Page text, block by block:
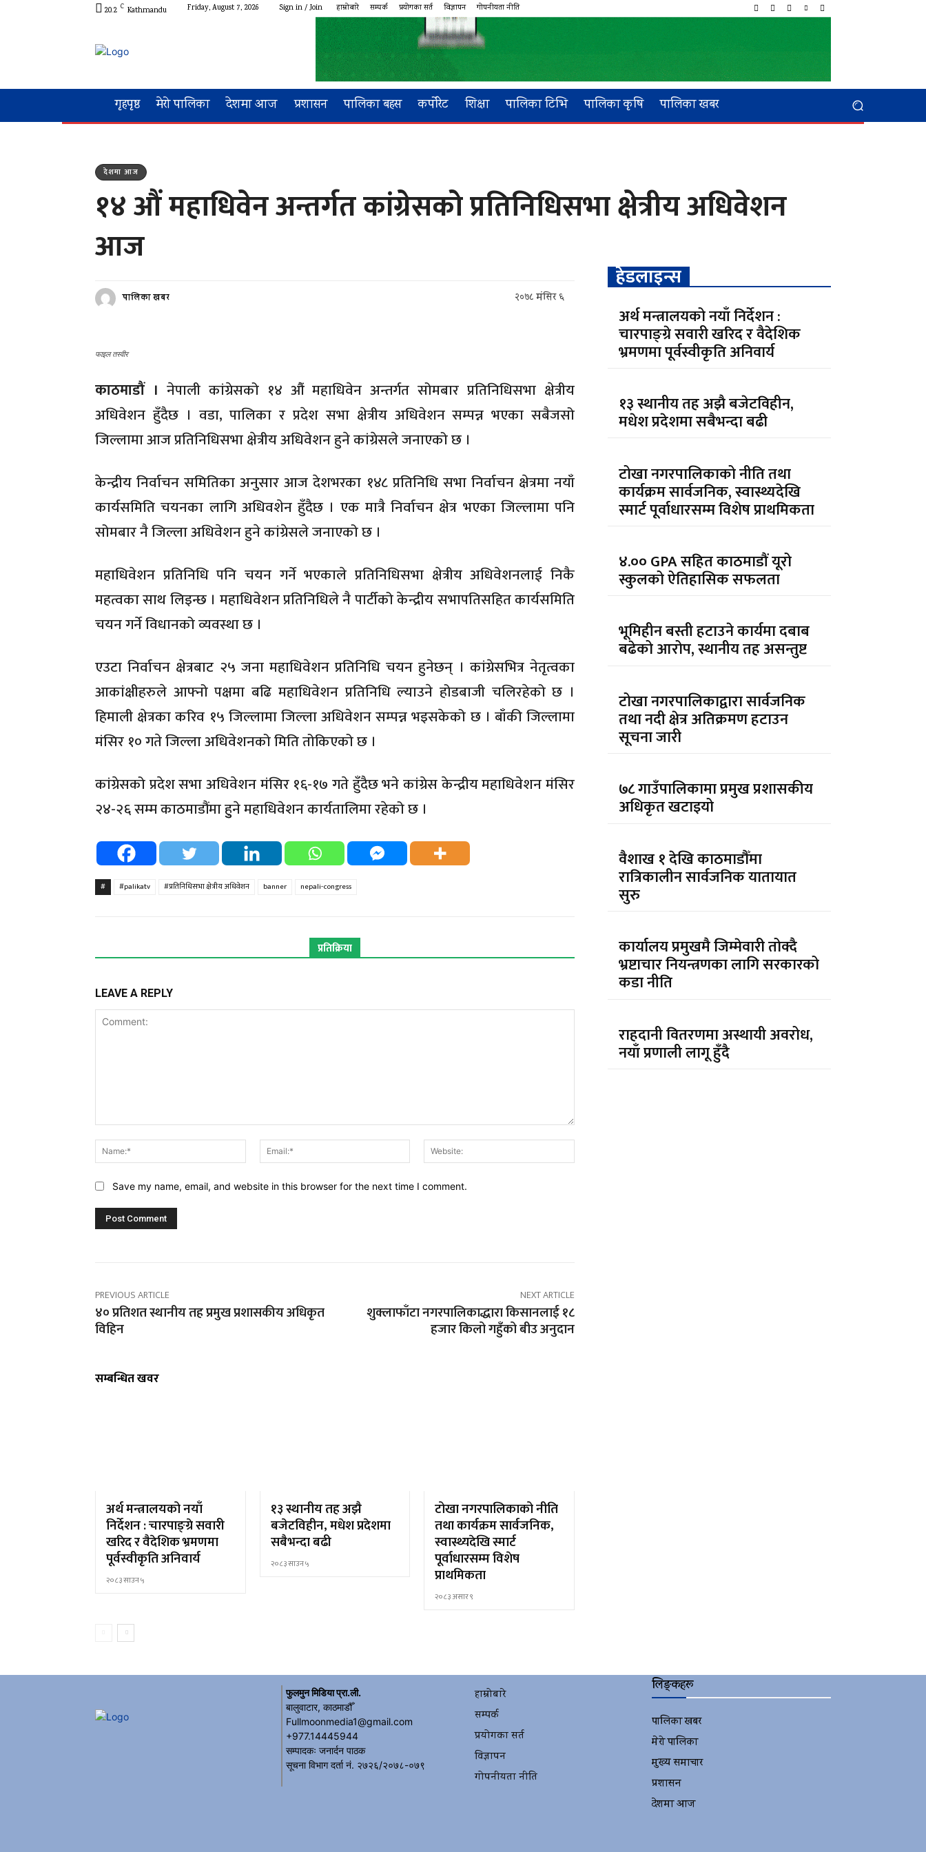
20.2 C Kathmandu Friday, August 7, 2026 Sign in / Join हाम्रोबारे सम्पर्क प्रयोगका सर्त विज्ञापन गोपनीयता नीति
गृहपृष्ठ मेरो पालिका देशमा आज प्रशासन पालिका बहस कर्पोरेट शिक्षा पालिका टिभि पालिका कृषि पालिका खबर
देशमा आज
१४ औं महाधिवेन अन्तर्गत कांग्रेसको प्रतिनिधिसभा क्षेत्रीय अधिवेशन
आज
पालिका खबर २०७८ मंसिर ६
फाइल तस्वीर
काठमाडौं । नेपाली कांग्रेसको १४ औं महाधिवेन अन्तर्गत सोमबार प्रतिनिधिसभा क्षेत्रीय
अधिवेशन हुँदैछ । वडा, पालिका र प्रदेश सभा क्षेत्रीय अधिवेशन सम्पन्न भएका सबैजसो
जिल्लामा आज प्रतिनिधिसभा क्षेत्रीय अधिवेशन हुने कांग्रेसले जनाएको छ ।
केन्द्रीय निर्वाचन समितिका अनुसार आज देशभरका १४८ प्रतिनिधि सभा निर्वाचन क्षेत्रमा नयाँ
कार्यसमिति चयनका लागि अधिवशेन हुँदैछ । एक मात्रै निर्वाचन क्षेत्र भएका जिल्लामा पनि
सोमबार नै जिल्ला अधिवेशन हुने कांग्रेसले जनाएको छ ।
महाधिवेशन प्रतिनिधि पनि चयन गर्ने भएकाले प्रतिनिधिसभा क्षेत्रीय अधिवेशनलाई निकै
महत्वका साथ लिइन्छ । महाधिवेशन प्रतिनिधिले नै पार्टीको केन्द्रीय सभापतिसहित कार्यसमिति
चयन गर्ने विधानको व्यवस्था छ ।
एउटा निर्वाचन क्षेत्रबाट २५ जना महाधिवेशन प्रतिनिधि चयन हुनेछन् । कांग्रेसभित्र नेतृत्वका
आकांक्षीहरुले आफ्नो पक्षमा बढि महाधिवेशन प्रतिनिधि ल्याउने होडबाजी चलिरहेको छ ।
हिमाली क्षेत्रका करिव १५ जिल्लामा जिल्ला अधिवेशन सम्पन्न भइसकेको छ । बाँकी जिल्लामा
मंसिर १० गते जिल्ला अधिवेशनको मिति तोकिएको छ ।
कांग्रेसको प्रदेश सभा अधिवेशन मंसिर १६-१७ गते हुँदैछ भने कांग्रेस केन्द्रीय महाधिवेशन मंसिर
२४-२६ सम्म काठमाडौंमा हुुने महाधिवेशन कार्यतालिमा रहेको छ ।
# #palikatv #प्रतिनिधिसभा क्षेत्रीय अधिवेशन banner nepali-congress
प्रतिक्रिया
LEAVE A REPLY
Name:*
Email:*
Save my name, email, and website in this browser for the next time I comment.
PREVIOUS ARTICLE
४० प्रतिशत स्थानीय तह प्रमुख प्रशासकीय अधिकृत
विहिन
NEXT ARTICLE
शुक्लाफाँटा नगरपालिकाद्धारा किसानलाई १८
हजार किलो गहुँको बीउ अनुदान
सम्बन्धित खवर
अर्थ मन्त्रालयको नयाँ
निर्देशन : चारपाङ्ग्रे सवारी
खरिद र वैदेशिक भ्रमणमा
पूर्वस्वीकृति अनिवार्य
२०८३ साउन ५
१३ स्थानीय तह अझै
बजेटविहीन, मधेश प्रदेशमा
सबैभन्दा बढी
२०८३ साउन ५
टोखा नगरपालिकाको नीति
तथा कार्यक्रम सार्वजनिक,
स्वास्थ्यदेखि स्मार्ट
पूर्वाधारसम्म विशेष
प्राथमिकता
२०८३ असार ९
हेडलाइन्स
अर्थ मन्त्रालयको नयाँ निर्देशन :
चारपाङ्ग्रे सवारी खरिद र वैदेशिक
भ्रमणमा पूर्वस्वीकृति अनिवार्य
१३ स्थानीय तह अझै बजेटविहीन,
मधेश प्रदेशमा सबैभन्दा बढी
टोखा नगरपालिकाको नीति तथा
कार्यक्रम सार्वजनिक, स्वास्थ्यदेखि
स्मार्ट पूर्वाधारसम्म विशेष प्राथमिकता
४.०० GPA सहित काठमाडौं यूरो
स्कुलको ऐतिहासिक सफलता
भूमिहीन बस्ती हटाउने कार्यमा दबाब
बढेको आरोप, स्थानीय तह असन्तुष्ट
टोखा नगरपालिकाद्वारा सार्वजनिक
तथा नदी क्षेत्र अतिक्रमण हटाउन
सूचना जारी
७८ गाउँपालिकामा प्रमुख प्रशासकीय
अधिकृत खटाइयो
वैशाख १ देखि काठमाडौँमा
रात्रिकालीन सार्वजनिक यातायात
सुरु
कार्यालय प्रमुखमै जिम्मेवारी तोक्दै
भ्रष्टाचार नियन्त्रणका लागि सरकारको
कडा नीति
राहदानी वितरणमा अस्थायी अवरोध,
नयाँ प्रणाली लागू हुँदै
फुलमुन मिडिया प्रा.ली.
बालुवाटार, काठमाडौँ
Fullmoonmedia1@gmail.com
+977.14445944
सम्पादकः जनार्दन पाठक
सूचना विभाग दर्ता नं. २७२६/२०७८-०७९
हाम्रोबारे
सम्पर्क
प्रयोगका सर्त
विज्ञापन
गोपनीयता नीति
लिङ्कहरू
पालिका खबर
मेरो पालिका
मुख्य समाचार
प्रशासन
देशमा आज